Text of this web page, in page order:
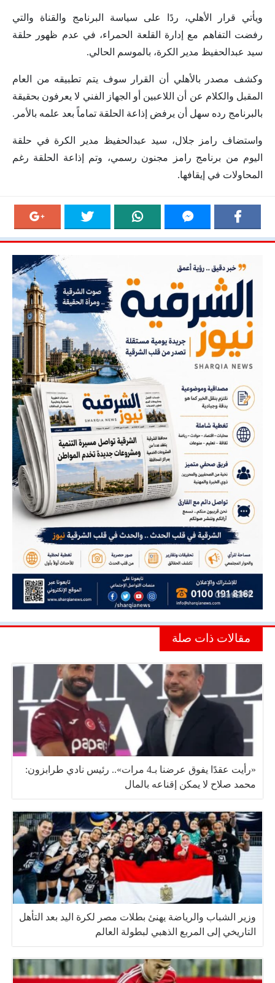
ويأتي قرار الأهلي، ردًا على سياسة البرنامج والقناة والتي
رفضت التفاهم مع إدارة القلعة الحمراء، في عدم ظهور حلقة
سيد عبدالحفيظ مدير الكرة، بالموسم الحالي.
وكشف مصدر بالأهلي أن القرار سوف يتم تطبيقه من العام
المقبل والكلام عن أن اللاعبين أو الجهاز الفني لا يعرفون بحقيقة
بالبرنامج رده سهل أن يرفض إذاعة الحلقة تماماً بعد علمه بالأمر.
واستضاف رامز جلال، سيد عبدالحفيظ مدير الكرة في حلقة
اليوم من برنامج رامز مجنون رسمي، وتم إذاعة الحلقة رغم
المحاولات في إيقافها.
مقالات ذات صلة
«رأيت عقدًا يفوق عرضنا بـ4 مرات».. رئيس نادي طرابزون:
محمد صلاح لا يمكن إقناعه بالمال
وزير الشباب والرياضة يهنئ بطلات مصر لكرة اليد بعد التأهل
التاريخي إلى المربع الذهبي لبطولة العالم